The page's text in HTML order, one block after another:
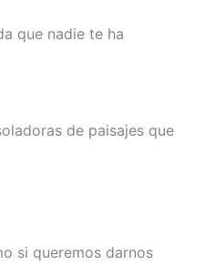
que nadie te ha
de paisajes que
si queremos darnos